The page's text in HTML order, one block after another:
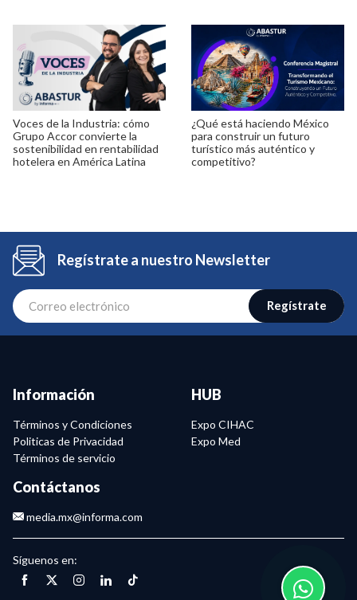
Voces de la Industria: cómo
Grupo Accor convierte la
sostenibilidad en rentabilidad
hotelera en América Latina
¿Qué está haciendo México
para construir un futuro
turístico más auténtico y
competitivo?
Regístrate a nuestro Newsletter
Regístrate
Información
Términos y Condiciones
Politicas de Privacidad
Términos de servicio
HUB
Expo CIHAC
Expo Med
Contáctanos
media.mx@informa.com
Síguenos en: